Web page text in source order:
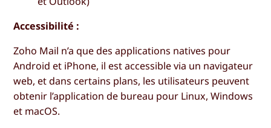
Accessibilité :
Zoho Mail n’a que des applications natives pour
Android et iPhone, il est accessible via un navigateur
web, et dans certains plans, les utilisateurs peuvent
obtenir l’application de bureau pour Linux, Windows
et macOS.